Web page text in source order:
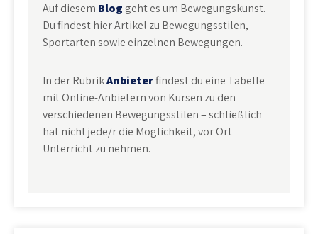
Auf diesem Blog geht es um Bewegungskunst.
Du findest hier Artikel zu Bewegungsstilen,
Sportarten sowie einzelnen Bewegungen.
In der RubrikAnbieterfindest du eine Tabelle
mit Online-Anbietern von Kursen zu den
verschiedenen Bewegungsstilen – schließlich
hat nicht jede/r die Möglichkeit, vor Ort
Unterricht zu nehmen.